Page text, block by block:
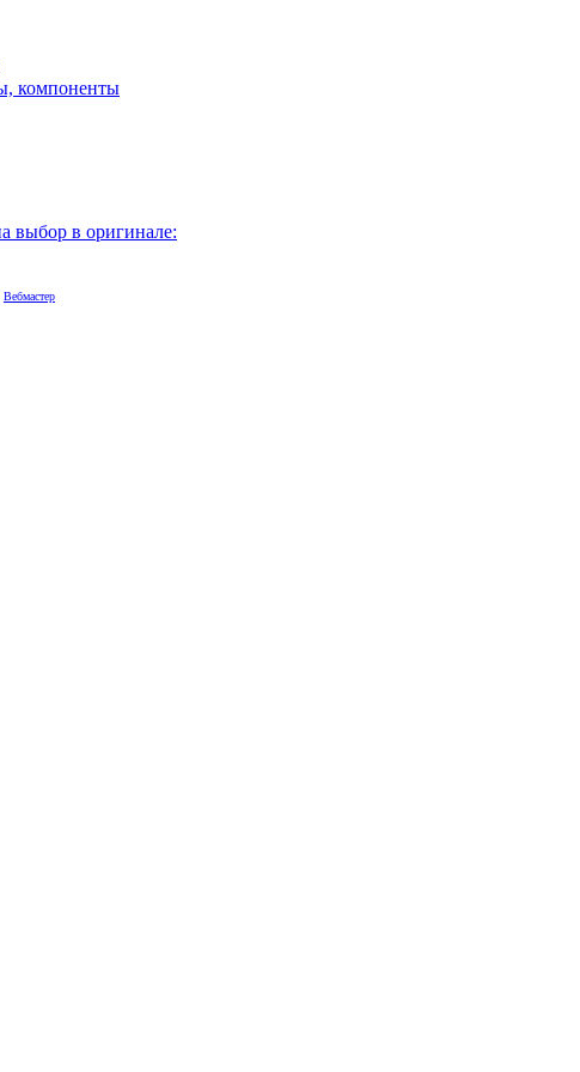
компоненты
выбор в оригинале:
Вебмастер